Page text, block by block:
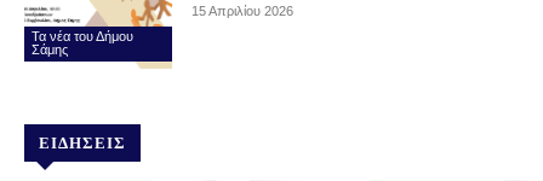
Τα νέα του Δήμου
Σάμης
15 Απριλίου 2026
ΕΙΔΉΣΕΙΣ